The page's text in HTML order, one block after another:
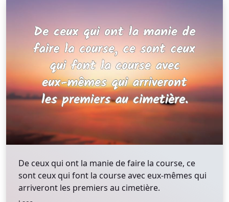
De ceux qui ont la manie de faire la course, ce
sont ceux qui font la course avec eux-mêmes qui
arriveront les premiers au cimetière.